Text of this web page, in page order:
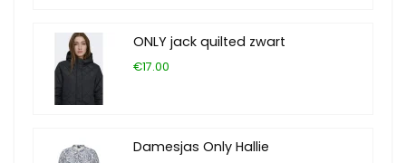
ONLY jack quilted zwart
€17.00
Damesjas Only Hallie